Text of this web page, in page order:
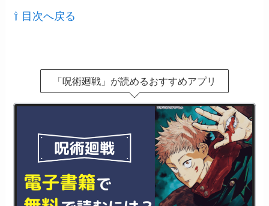
⇧ 目次へ戻る
「呪術廻戦」が読めるおすすめアプリ